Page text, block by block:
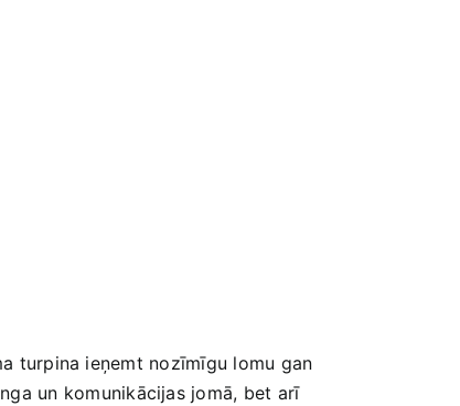
‌turpina ieņemt nozīmīgu lomu gan⁢
un​ komunikācijas jomā, bet arī